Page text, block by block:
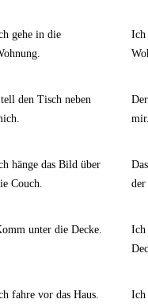
gehe in die
Ich
den Tisch neben
mir.
hänge das Bild über
Couch.
der
unter die Decke.
Ich
fahre vor das Haus.
Ich